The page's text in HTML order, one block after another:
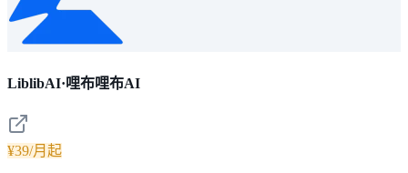
LiblibAI·哩布哩布AI
¥39/月起